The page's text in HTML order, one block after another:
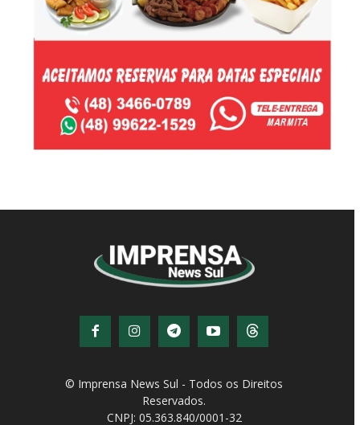
© Imprensa News Sul - Todos os Direitos
Reservados.
CNPJ: 05.363.840/0001-32